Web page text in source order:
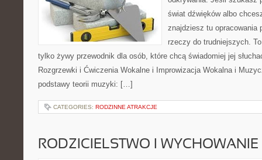
świat dźwięków albo
znajdziesz tu opracowania
rzeczy do trudniejszych.
tylko żywy przewodnik dla osób, które chcą świadomiej jej
Rozgrzewki i Ćwiczenia Wokalne i Improwizacja Wokalna i
podstawy teorii muzyki: […]
CATEGORIES: RODZINNE ATRAKCJE
RODZICIELSTWO I WYCHOWANIE